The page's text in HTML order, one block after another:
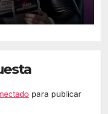
para publicar